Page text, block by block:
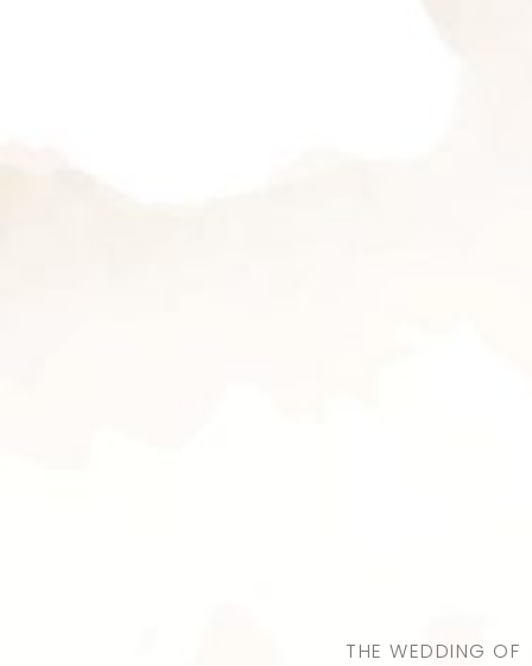
THE WEDDING OF